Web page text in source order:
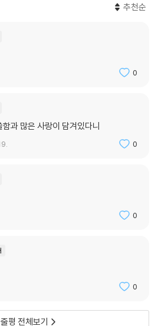
추천순
0
과 많은 사랑이 담겨있다니
0
0
0
평 전체보기